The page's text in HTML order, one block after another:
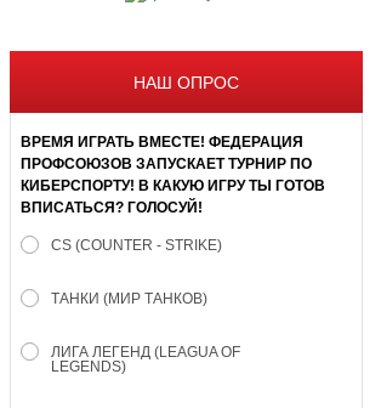
НАШ ОПРОС
ВРЕМЯ ИГРАТЬ ВМЕСТЕ! ФЕДЕРАЦИЯ
ПРОФСОЮЗОВ ЗАПУСКАЕТ ТУРНИР ПО
КИБЕРСПОРТУ! В КАКУЮ ИГРУ ТЫ ГОТОВ
ВПИСАТЬСЯ? ГОЛОСУЙ!
CS (COUNTER - STRIKE)
ТАНКИ (МИР ТАНКОВ)
ЛИГА ЛЕГЕНД (LEAGUA OF
LEGENDS)